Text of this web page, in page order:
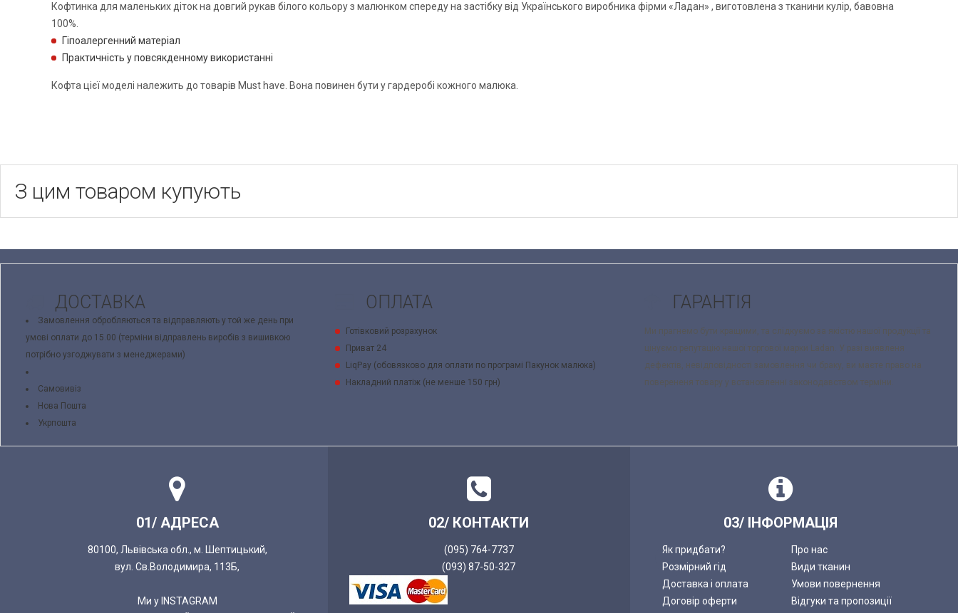
Кофтинка для маленьких діток на довгий рукав білого кольору з малюнком спереду на застібку від Українського виробника фірми «Ладан» , виготовлена з тканини кулір, бавовна
100%.
Гіпоалергенний матеріал
Практичність у повсякденному використанні
Кофта цієї моделі належить до товарів Must have. Вона повинен бути у гардеробі кожного малюка.
З цим товаром купують
ДОСТАВКА
Замовлення обробляються та відправляють у той же день при
умові оплати до 15.00 (терміни відправлень виробів з вишивкою
потрібно узгоджувати з менеджерами)
Самовивіз
Нова Пошта
Укрпошта
ОПЛАТА
Готівковий розрахунок
Приват 24
LiqPay (обовязково для оплати по програмі Пакунок малюка)
Накладний платіж (не менше 150 грн)
ГАРАНТІЯ
Ми прагнемо бути кращими, та слідкуємо за якістю нашої продукції та
цінуємо репутацію нашої торгової марки Ladan. У разі виявленя
дефектів, невідповідності замовлення чи браку, ви маєте право на
поверененя товару у встановленні законодавством терміни.
01/ АДРЕСА
80100, Львівська обл., м. Шептицький,
вул. Св.Володимира, 113Б,
Ми у INSTAGRAM
02/ КОНТАКТИ
(095) 764-7737
(093) 87-50-327
03/ ІНФОРМАЦІЯ
Як придбати?
Про нас
Розмірний гід
Види тканин
Доставка і оплата
Умови повернення
Договір оферти
Відгуки та пропозиції